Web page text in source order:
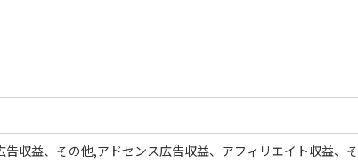
収益、その他,アドセンス広告収益、アフィリエイト収益、